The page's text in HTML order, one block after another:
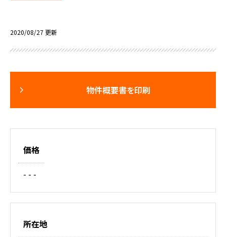
2020/08/27 更新
物件概要書を印刷
価格
- - -
所在地